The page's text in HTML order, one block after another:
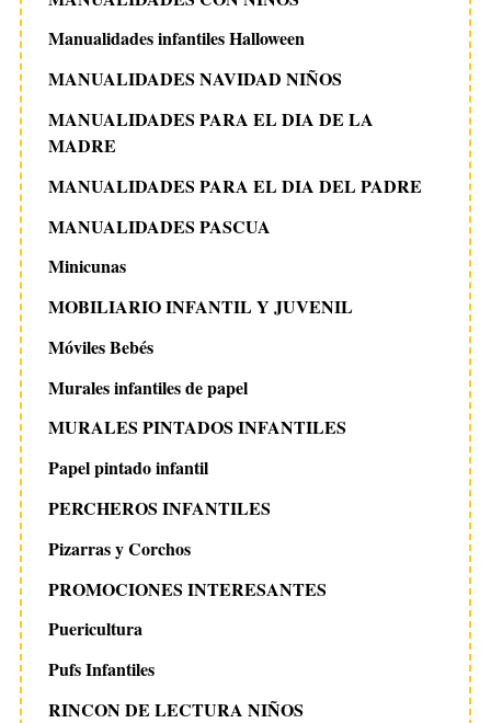
Manualidades infantiles Halloween
MANUALIDADES NAVIDAD NIÑOS
MANUALIDADES PARA EL DIA DE LA
MADRE
MANUALIDADES PARA EL DIA DEL PADRE
MANUALIDADES PASCUA
Minicunas
MOBILIARIO INFANTIL Y JUVENIL
Móviles Bebés
Murales infantiles de papel
MURALES PINTADOS INFANTILES
Papel pintado infantil
PERCHEROS INFANTILES
Pizarras y Corchos
PROMOCIONES INTERESANTES
Puericultura
Pufs Infantiles
RINCON DE LECTURA NIÑOS